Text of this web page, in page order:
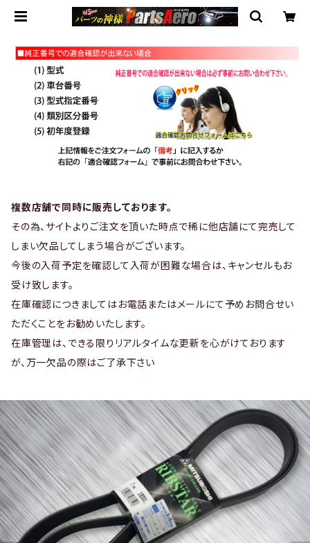
複数店舗で同時に販売しております。
その為、サイトよりご注文を頂いた時点で稀に他店舗にて完売して
しまい欠品してしまう場合がございます。
今後の入荷予定を確認して入荷が困難な場合は、キャンセルもお
受け致します。
在庫確認につきましてはお電話またはメールにて予めお問合せい
ただくことをお勧めいたします。
在庫管理は、できる限りリアルタイムな更新を心がけております
が、万一欠品の際はご了承下さい